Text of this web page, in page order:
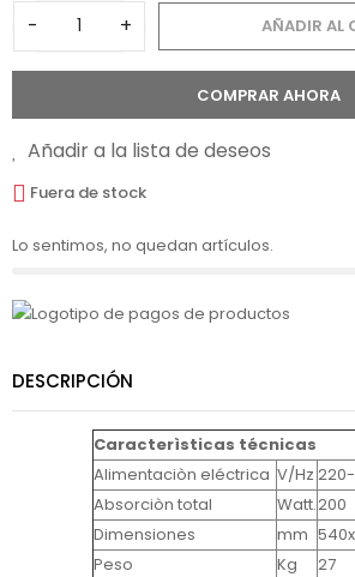
- + AÑADIR AL
COMPRAR AHORA
Añadir a la lista de deseos
Fuera de stock
Lo sentimos, no quedan artículos.
DESCRIPCIÓN
Caracterìsticas técnicas
Alimentaciòn eléctrica V/Hz
Absorciòn total
Watt.200
Dimensiones
mm
Peso
Kg
27